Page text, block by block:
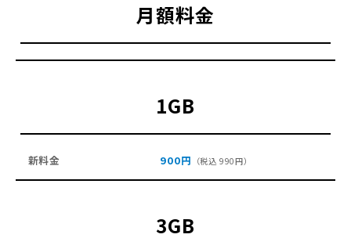
月額料金
1GB
900円 （税込 990円）
3GB